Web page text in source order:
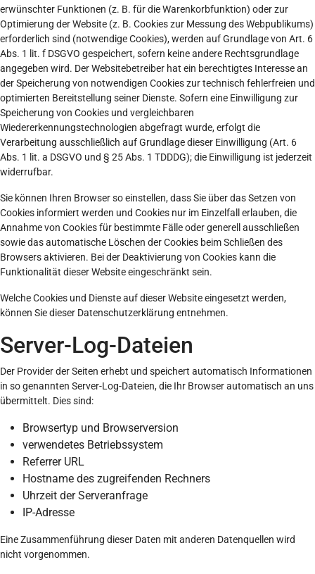
erwünschter Funktionen (z. B. für die Warenkorbfunktion) oder zur
Optimierung der Website (z. B. Cookies zur Messung des Webpublikums)
erforderlich sind (notwendige Cookies), werden auf Grundlage von Art. 6
Abs. 1 lit. f DSGVO gespeichert, sofern keine andere Rechtsgrundlage
angegeben wird. Der Websitebetreiber hat ein berechtigtes Interesse an
der Speicherung von notwendigen Cookies zur technisch fehlerfreien und
optimierten Bereitstellung seiner Dienste. Sofern eine Einwilligung zur
Speicherung von Cookies und vergleichbaren
Wiedererkennungstechnologien abgefragt wurde, erfolgt die
Verarbeitung ausschließlich auf Grundlage dieser Einwilligung (Art. 6
Abs. 1 lit. a DSGVO und § 25 Abs. 1 TDDDG); die Einwilligung ist jederzeit
widerrufbar.
Sie können Ihren Browser so einstellen, dass Sie über das Setzen von
Cookies informiert werden und Cookies nur im Einzelfall erlauben, die
Annahme von Cookies für bestimmte Fälle oder generell ausschließen
sowie das automatische Löschen der Cookies beim Schließen des
Browsers aktivieren. Bei der Deaktivierung von Cookies kann die
Funktionalität dieser Website eingeschränkt sein.
Welche Cookies und Dienste auf dieser Website eingesetzt werden,
können Sie dieser Datenschutzerklärung entnehmen.
Server-Log-Dateien
Der Provider der Seiten erhebt und speichert automatisch Informationen
in so genannten Server-Log-Dateien, die Ihr Browser automatisch an uns
übermittelt. Dies sind:
Browsertyp und Browserversion
verwendetes Betriebssystem
Referrer URL
Hostname des zugreifenden Rechners
Uhrzeit der Serveranfrage
IP-Adresse
Eine Zusammenführung dieser Daten mit anderen Datenquellen wird
nicht vorgenommen.